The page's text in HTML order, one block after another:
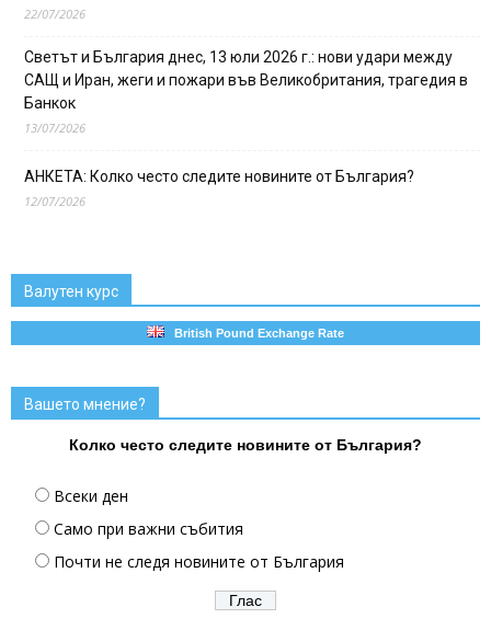
22/07/2026
Светът и България днес, 13 юли 2026 г.: нови удари между
САЩ и Иран, жеги и пожари във Великобритания, трагедия в
Банкок
13/07/2026
АНКЕТА: Колко често следите новините от България?
12/07/2026
Валутен курс
British Pound Exchange Rate
Вашето мнение?
Колко често следите новините от България?
Всеки ден
Само при важни събития
Почти не следя новините от България